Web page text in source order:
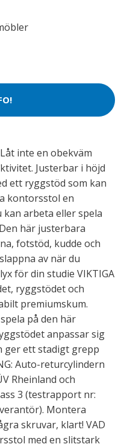
Låt inte en obekväm
Justerbar i höjd
ett ryggstöd som kan
kontorsstol en
arbeta eller spela
här justerbara
fotstöd, kudde och
av när du
för din studie VIKTIGA
ryggstödet och
premiumskum.
på den här
anpassar sig
ger ett stadigt grepp
Auto-returcylindern
Rheinland och
3 (testrapport nr:
Montera
skruvar, klart! VAD
med en slitstark